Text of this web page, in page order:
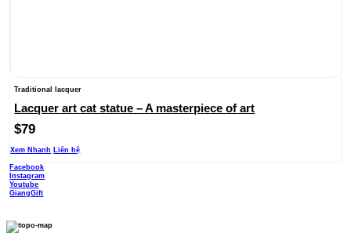
Traditional lacquer
Lacquer art cat statue – A masterpiece of art
$79
Xem Nhanh Liên hệ
Facebook
Instagram
Youtube
GiangGift